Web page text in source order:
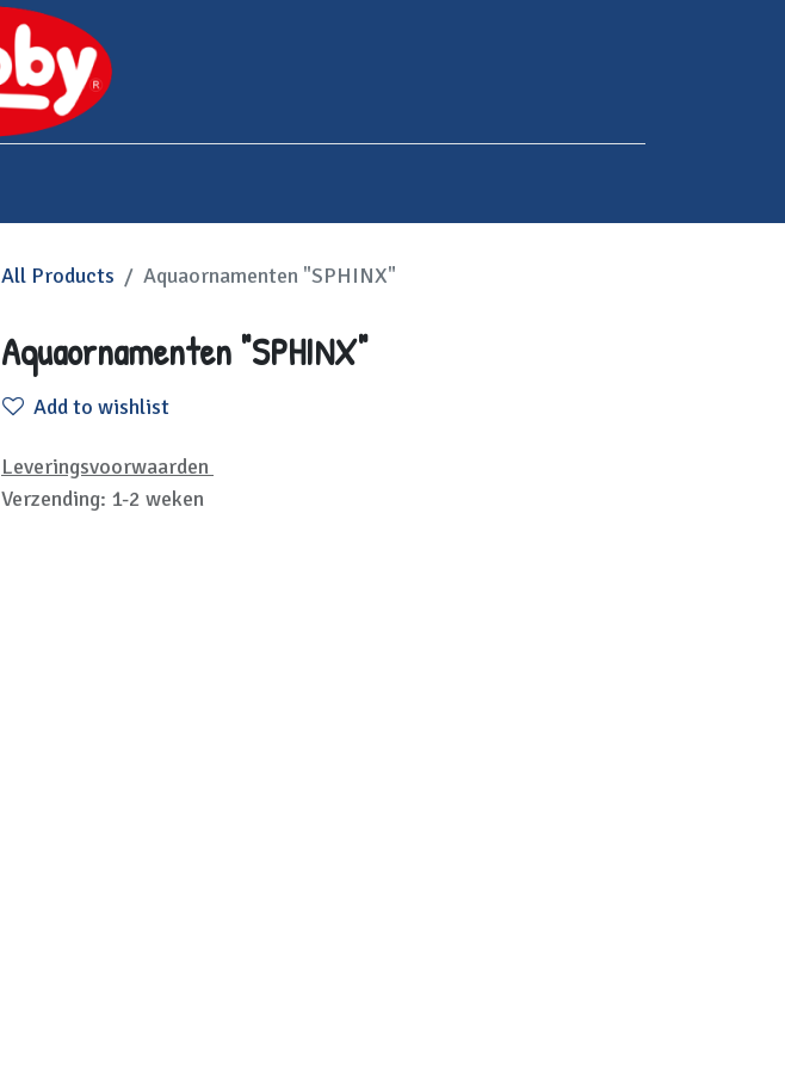
All Products Aquaornamenten "SPHINX"
Aquaornamenten "SPHINX"
Add to wishlist
Leveringsvoorwaarden
Verzending: 1-2 weken